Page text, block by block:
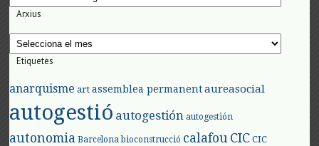
Arxius
Arxius
Etiquetes
anarquisme art assemblea permanent aureasocial
autogestió autogestión autogestión
autonomia Barcelona bioconstrucció calafou CIC CIC